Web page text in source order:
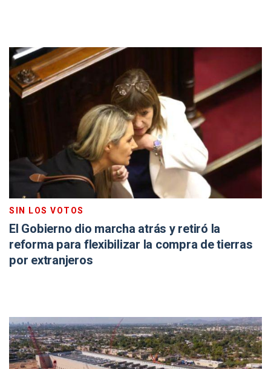
SIN LOS VOTOS
El Gobierno dio marcha atrás y retiró la
reforma para flexibilizar la compra de tierras
por extranjeros